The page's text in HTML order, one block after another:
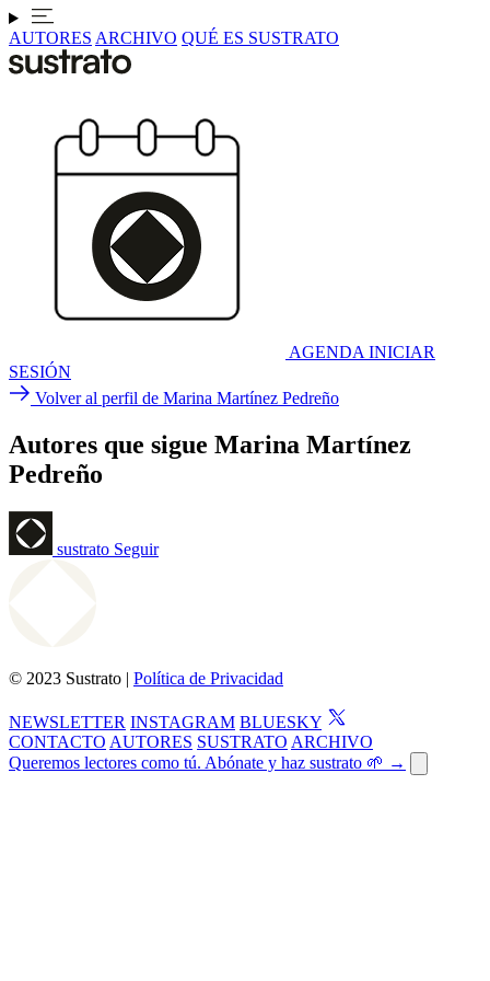
AUTORES ARCHIVO QUÉ ES SUSTRATO
AGENDA INICIAR
SESIÓN
Volver al perfil de Marina Martínez Pedreño
Autores que sigue Marina Martínez
Pedreño
sustrato Seguir
© 2023 Sustrato | Política de Privacidad
NEWSLETTER INSTAGRAM BLUESKY
CONTACTO AUTORES SUSTRATO ARCHIVO
Queremos lectores como tú. Abónate y haz sustrato 🌱 →